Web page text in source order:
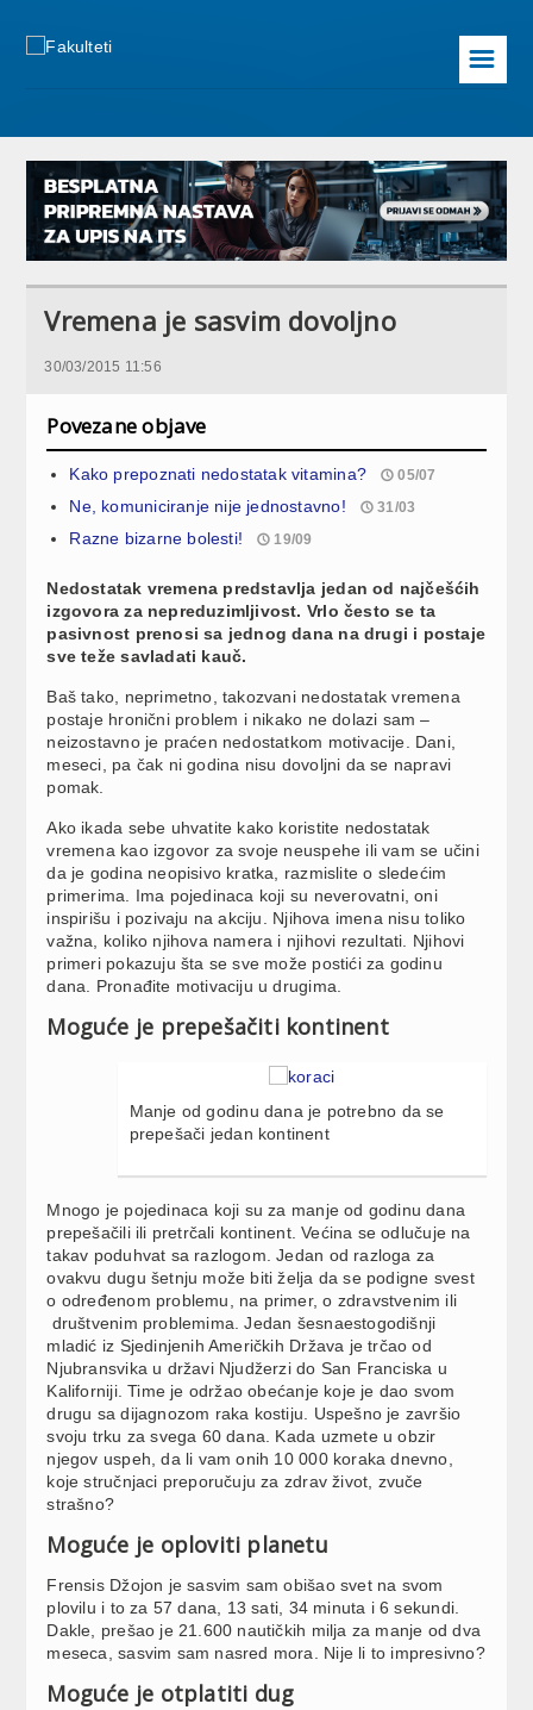
☰
Vremena je sasvim dovoljno
30/03/2015 11:56
Povezane objave
Kako prepoznati nedostatak vitamina? 05/07
Ne, komuniciranje nije jednostavno! 31/03
Razne bizarne bolesti! 19/09
Nedostatak vremena predstavlja jedan od najčešćih
izgovora za nepreduzimljivost. Vrlo često se ta
pasivnost prenosi sa jednog dana na drugi i postaje
sve teže savladati kauč.
Baš tako, neprimetno, takozvani nedostatak vremena
postaje hronični problem i nikako ne dolazi sam –
neizostavno je praćen nedostatkom motivacije. Dani,
meseci, pa čak ni godina nisu dovoljni da se napravi
pomak.
Ako ikada sebe uhvatite kako koristite nedostatak
vremena kao izgovor za svoje neuspehe ili vam se učini
da je godina neopisivo kratka, razmislite o sledećim
primerima. Ima pojedinaca koji su neverovatni, oni
inspirišu i pozivaju na akciju. Njihova imena nisu toliko
važna, koliko njihova namera i njihovi rezultati. Njihovi
primeri pokazuju šta se sve može postići za godinu
dana. Pronađite motivaciju u drugima.
Moguće je prepešačiti kontinent
Manje od godinu dana je potrebno da se
prepešači jedan kontinent
Mnogo je pojedinaca koji su za manje od godinu dana
prepešačili ili pretrčali kontinent. Većina se odlučuje na
takav poduhvat sa razlogom. Jedan od razloga za
ovakvu dugu šetnju može biti želja da se podigne svest
o određenom problemu, na primer, o zdravstvenim ili
društvenim problemima. Jedan šesnaestogodišnji
mladić iz Sjedinjenih Američkih Država je trčao od
Njubransvika u državi Njudžerzi do San Franciska u
Kaliforniji. Time je održao obećanje koje je dao svom
drugu sa dijagnozom raka kostiju. Uspešno je završio
svoju trku za svega 60 dana. Kada uzmete u obzir
njegov uspeh, da li vam onih 10 000 koraka dnevno,
koje stručnjaci preporučuju za zdrav život, zvuče
strašno?
Moguće je oploviti planetu
Frensis Džojon je sasvim sam obišao svet na svom
plovilu i to za 57 dana, 13 sati, 34 minuta i 6 sekundi.
Dakle, prešao je 21.600 nautičkih milja za manje od dva
meseca, sasvim sam nasred mora. Nije li to impresivno?
Moguće je otplatiti dug